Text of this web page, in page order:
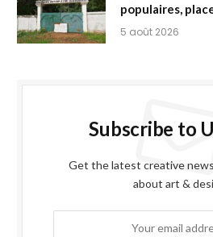
populaires,
5 août 2026
Subscribe to
Get the latest creative
about art &